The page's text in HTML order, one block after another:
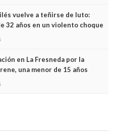
vuelve a teñirse de luto:
32 años en un violento choque
en La Fresneda por la
una menor de 15 años